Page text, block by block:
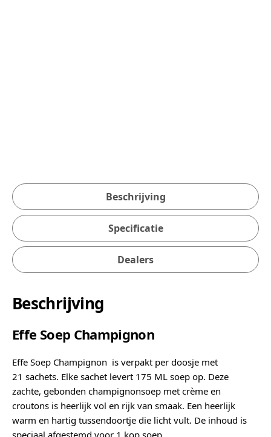
Beschrijving
Specificatie
Dealers
Beschrijving
Effe Soep Champignon
Effe Soep Champignon is verpakt per doosje met
21 sachets. Elke sachet levert 175 ML soep op. Deze
zachte, gebonden champignonsoep met crème en
croutons is heerlijk vol en rijk van smaak. Een heerlijk
warm en hartig tussendoortje die licht vult. De inhoud is
speciaal afgestemd voor 1 kop soep.